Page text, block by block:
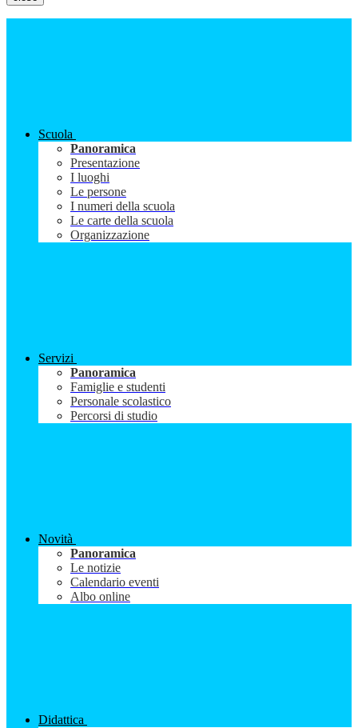
Scuola
Panoramica
Presentazione
I luoghi
Le persone
I numeri della scuola
Le carte della scuola
Organizzazione
Servizi
Panoramica
Famiglie e studenti
Personale scolastico
Percorsi di studio
Novità
Panoramica
Le notizie
Calendario eventi
Albo online
Didattica